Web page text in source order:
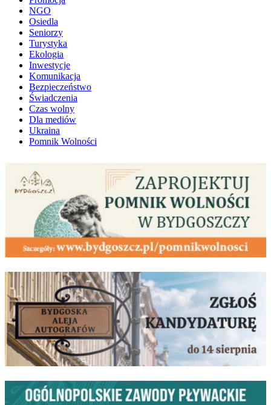
NGO
Osiedla
Seniorzy
Turystyka
Ekologia
Inwestycje
Komunikacja
Bezpieczeństwo
Świadczenia
Czas wolny
Dla mediów
Ukraina
Pomnik Wolności